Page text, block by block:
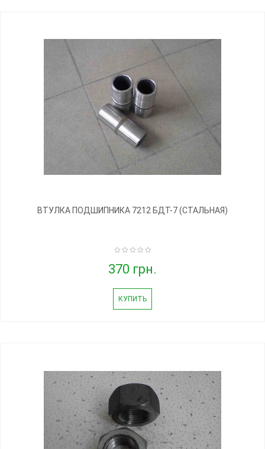
ВТУЛКА ПОДШИПНИКА 7212 БДТ-7 (СТАЛЬНАЯ)
370 грн.
КУПИТЬ